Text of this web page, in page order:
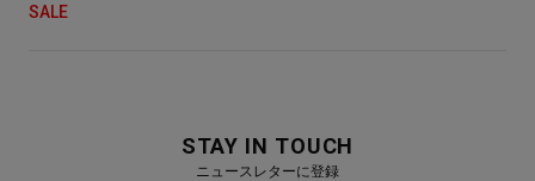
SALE
STAY IN TOUCH
ニュースレターに登録